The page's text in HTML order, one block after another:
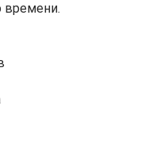
времени.